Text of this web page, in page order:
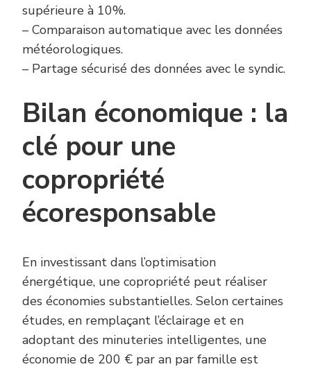
supérieure à 10%.
– Comparaison automatique avec les données
météorologiques.
– Partage sécurisé des données avec le syndic.
Bilan économique : la
clé pour une
copropriété
écoresponsable
En investissant dans l’optimisation
énergétique, une copropriété peut réaliser
des économies substantielles. Selon certaines
études, en remplaçant l’éclairage et en
adoptant des minuteries intelligentes, une
économie de 200 € par an par famille est